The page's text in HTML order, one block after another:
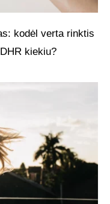
kodėl verta rinktis
kiekiu?